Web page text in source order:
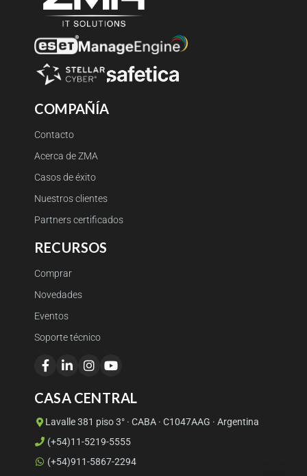
COMPAÑÍA
Contacto
Acerca de ZMA
Casos de éxito
Nuestros clientes
Partners certificados
RECURSOS
Comprar
Novedades
Eventos
Soporte técnico
CASA CENTRAL
Lavalle 381 piso 3° · CABA · C1047AAG · Argentina
(+54)11-5219-5555
(+54)911-5867-2294